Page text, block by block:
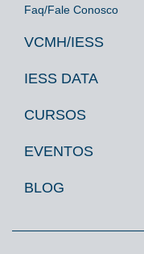
Faq/Fale Conosco
VCMH/IESS
IESS DATA
CURSOS
EVENTOS
BLOG